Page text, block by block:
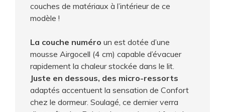
couches de matériaux à l’intérieur de ce
modèle !
La couche numéro un est dotée d’une
mousse Airgocell (4 cm) capable d’évacuer
rapidement la chaleur stockée dans le lit.
Juste en dessous, des micro-ressorts
adaptés accentuent la sensation de Confort
chez le dormeur. Soulagé, ce dernier verra